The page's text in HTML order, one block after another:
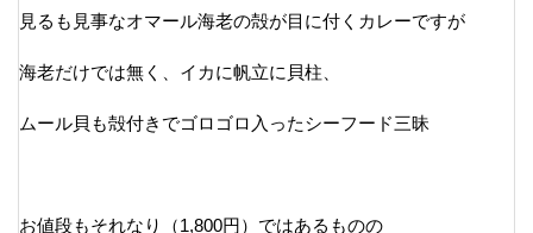
見るも見事なオマール海老の殻が目に付くカレーですが
海老だけでは無く、イカに帆立に貝柱、
ムール貝も殻付きでゴロゴロ入ったシーフード三昧
お値段もそれなり（1,800円）ではあるものの